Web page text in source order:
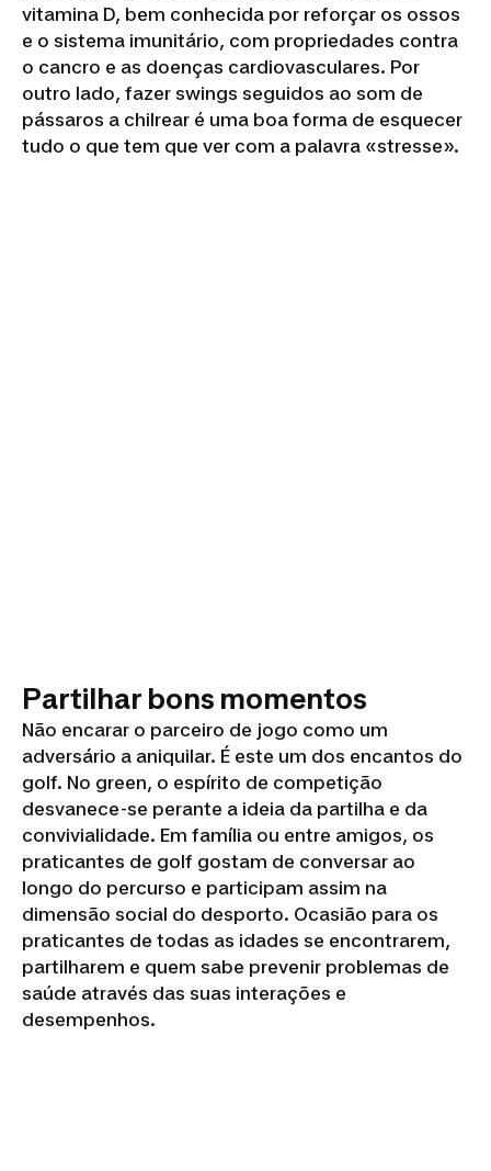
vitamina D, bem conhecida por reforçar os ossos
e o sistema imunitário, com propriedades contra
o cancro e as doenças cardiovasculares. Por
outro lado, fazer swings seguidos ao som de
pássaros a chilrear é uma boa forma de esquecer
tudo o que tem que ver com a palavra «stresse».
Partilhar bons momentos
Não encarar o parceiro de jogo como um
adversário a aniquilar. É este um dos encantos do
golf. No green, o espírito de competição
desvanece-se perante a ideia da partilha e da
convivialidade. Em família ou entre amigos, os
praticantes de golf gostam de conversar ao
longo do percurso e participam assim na
dimensão social do desporto. Ocasião para os
praticantes de todas as idades se encontrarem,
partilharem e quem sabe prevenir problemas de
saúde através das suas interações e
desempenhos.